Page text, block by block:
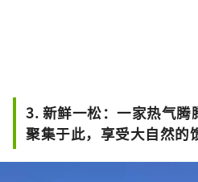
3. 新鲜一松：一家热气腾
聚集于此，享受大自然的